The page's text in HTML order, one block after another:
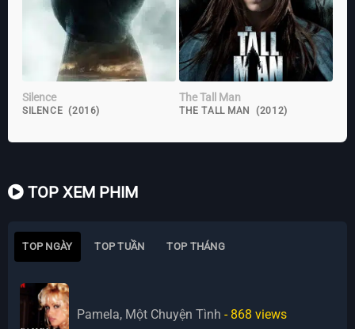
Silence
SILENCE (2016)
The Tall Man
THE TALL MAN (2012)
TOP XEM PHIM
TOP NGÀY TOP TUẦN TOP THÁNG
Pamela, Một Chuyện Tình - 868 views